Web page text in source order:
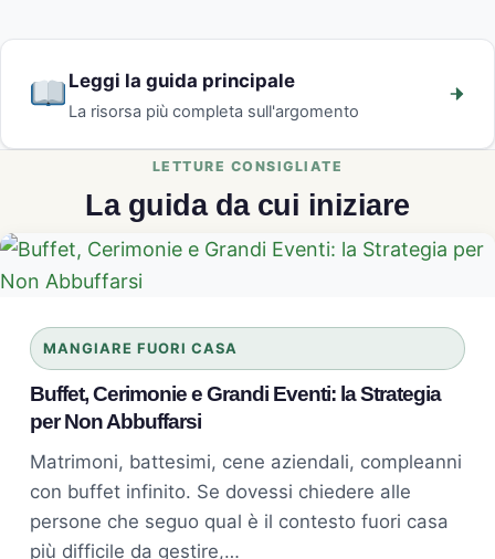
Leggi la guida principale
La risorsa più completa sull'argomento
La guida da cui iniziare
MANGIARE FUORI CASA
Buffet, Cerimonie e Grandi Eventi: la Strategia
per Non Abbuffarsi
Matrimoni, battesimi, cene aziendali, compleanni
con buffet infinito. Se dovessi chiedere alle
persone che seguo qual è il contesto fuori casa
più difficile da gestire,…